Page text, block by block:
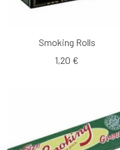
Smoking Rolls
1,20 €